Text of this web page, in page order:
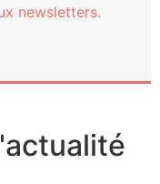
newsletters.